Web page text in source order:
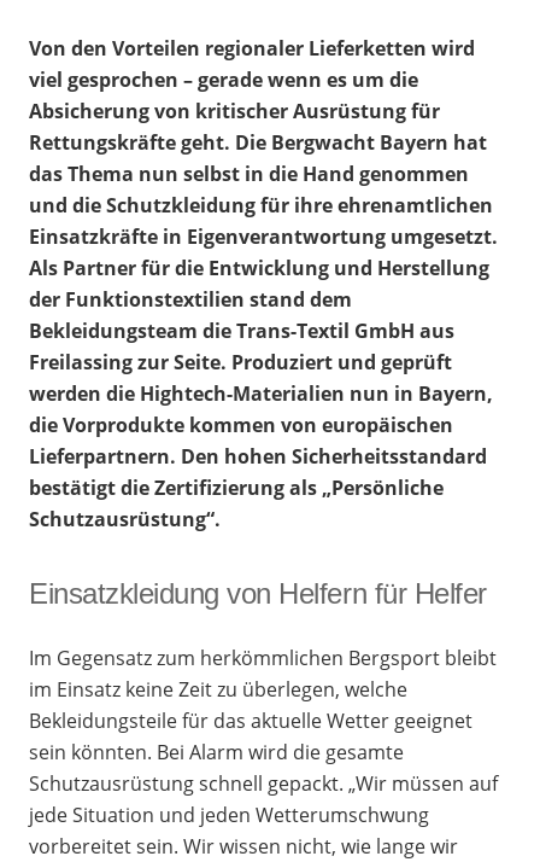
Von den Vorteilen regionaler Lieferketten wird
viel gesprochen – gerade wenn es um die
Absicherung von kritischer Ausrüstung für
Rettungskräfte geht. Die Bergwacht Bayern hat
das Thema nun selbst in die Hand genommen
und die Schutzkleidung für ihre ehrenamtlichen
Einsatzkräfte in Eigenverantwortung umgesetzt.
Als Partner für die Entwicklung und Herstellung
der Funktionstextilien stand dem
Bekleidungsteam die Trans-Textil GmbH aus
Freilassing zur Seite. Produziert und geprüft
werden die Hightech-Materialien nun in Bayern,
die Vorprodukte kommen von europäischen
Lieferpartnern. Den hohen Sicherheitsstandard
bestätigt die Zertifizierung als „Persönliche
Schutzausrüstung“.
Einsatzkleidung von Helfern für Helfer
Im Gegensatz zum herkömmlichen Bergsport bleibt
im Einsatz keine Zeit zu überlegen, welche
Bekleidungsteile für das aktuelle Wetter geeignet
sein könnten. Bei Alarm wird die gesamte
Schutzausrüstung schnell gepackt. „Wir müssen auf
jede Situation und jeden Wetterumschwung
vorbereitet sein. Wir wissen nicht, wie lange wir